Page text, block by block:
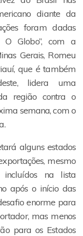
diante da
foram dadas
O Globo”, com a
Gerais, Romeu
que é também
lidera uma
região contra o
semana, com o
alguns estados
mesmo
na lista
após o início das
enorme para
mas menos
para os Estados